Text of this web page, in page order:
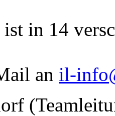
in 14
an il-